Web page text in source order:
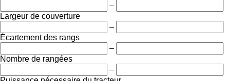
–
Largeur de couverture
–
Écartement des rangs
–
Nombre de rangées
–